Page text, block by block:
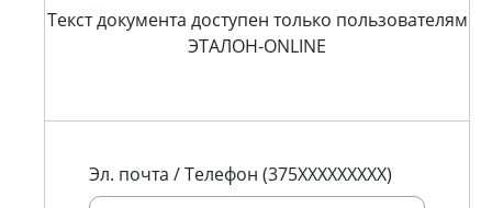
Текст документа доступен только пользователям
ЭТАЛОН-ONLINE
Эл. почта / Телефон (375XXXXXXXXX)